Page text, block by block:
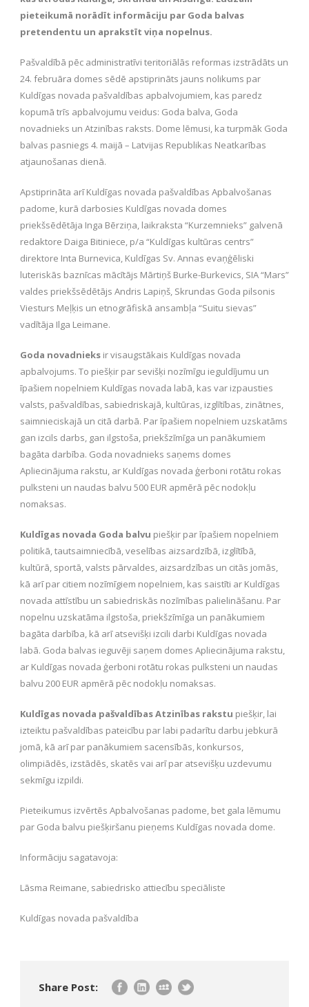
pieteikumā norādīt informāciju par Goda balvas
pretendentu un aprakstīt viņa nopelnus.
Pašvaldībā pēc administratīvi teritoriālās reformas izstrādāts un
24. februāra domes sēdē apstiprināts jauns nolikums par
Kuldīgas novada pašvaldības apbalvojumiem, kas paredz
kopumā trīs apbalvojumu veidus: Goda balva, Goda
novadnieks un Atzinības raksts. Dome lēmusi, ka turpmāk Goda
balvas pasniegs 4. maijā – Latvijas Republikas Neatkarības
atjaunošanas dienā.
Apstiprināta arī Kuldīgas novada pašvaldības Apbalvošanas
padome, kurā darbosies Kuldīgas novada domes
priekšsēdētāja Inga Bērziņa, laikraksta “Kurzemnieks” galvenā
redaktore Daiga Bitiniece, p/a “Kuldīgas kultūras centrs”
direktore Inta Burnevica, Kuldīgas Sv. Annas evaņģēliski
luteriskās baznīcas mācītājs Mārtiņš Burke-Burkevics, SIA “Mars”
valdes priekšsēdētājs Andris Lapiņš, Skrundas Goda pilsonis
Viesturs Meļķis un etnogrāfiskā ansambļa “Suitu sievas”
vadītāja Ilga Leimane.
Goda novadnieks ir visaugstākais Kuldīgas novada
apbalvojums. To piešķir par sevišķi nozīmīgu ieguldījumu un
īpašiem nopelniem Kuldīgas novada labā, kas var izpausties
valsts, pašvaldības, sabiedriskajā, kultūras, izglītības, zinātnes,
saimnieciskajā un citā darbā. Par īpašiem nopelniem uzskatāms
gan izcils darbs, gan ilgstoša, priekšzīmīga un panākumiem
bagāta darbība. Goda novadnieks saņems domes
Apliecinājuma rakstu, ar Kuldīgas novada ģerboni rotātu rokas
pulksteni un naudas balvu 500 EUR apmērā pēc nodokļu
nomaksas.
Kuldīgas novada Goda balvu piešķir par īpašiem nopelniem
politikā, tautsaimniecībā, veselības aizsardzībā, izglītībā,
kultūrā, sportā, valsts pārvaldes, aizsardzības un citās jomās,
kā arī par citiem nozīmīgiem nopelniem, kas saistīti ar Kuldīgas
novada attīstību un sabiedriskās nozīmības palielināšanu. Par
nopelnu uzskatāma ilgstoša, priekšzīmīga un panākumiem
bagāta darbība, kā arī atsevišķi izcili darbi Kuldīgas novada
labā. Goda balvas ieguvēji saņem domes Apliecinājuma rakstu,
ar Kuldīgas novada ģerboni rotātu rokas pulksteni un naudas
balvu 200 EUR apmērā pēc nodokļu nomaksas.
Kuldīgas novada pašvaldības Atzinības rakstu piešķir, lai
izteiktu pašvaldības pateicību par labi padarītu darbu jebkurā
jomā, kā arī par panākumiem sacensībās, konkursos,
olimpiādēs, izstādēs, skatēs vai arī par atsevišķu uzdevumu
sekmīgu izpildi.
Pieteikumus izvērtēs Apbalvošanas padome, bet gala lēmumu
par Goda balvu piešķiršanu pieņems Kuldīgas novada dome.
Informāciju sagatavoja:
Lāsma Reimane, sabiedrisko attiecību speciāliste
Kuldīgas novada pašvaldība
Share Post: